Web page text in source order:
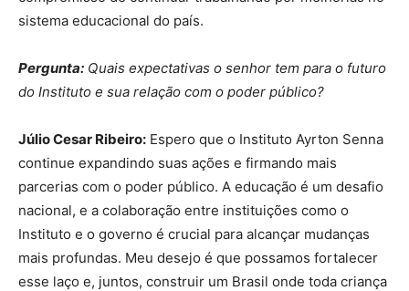
sistema educacional do país.
Pergunta: Quais expectativas o senhor tem para o futuro
do Instituto e sua relação com o poder público?
Júlio Cesar Ribeiro: Espero que o Instituto Ayrton Senna
continue expandindo suas ações e firmando mais
parcerias com o poder público. A educação é um desafio
nacional, e a colaboração entre instituições como o
Instituto e o governo é crucial para alcançar mudanças
mais profundas. Meu desejo é que possamos fortalecer
esse laço e, juntos, construir um Brasil onde toda criança